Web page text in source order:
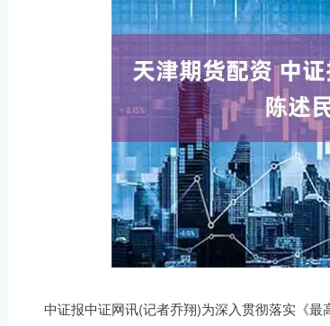
中证报中证网讯(记者乔翔)为深入贯彻落实《最